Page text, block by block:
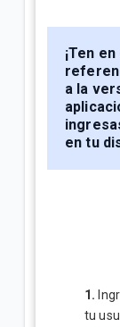
¡Ten
a la
en tu
1.
tu